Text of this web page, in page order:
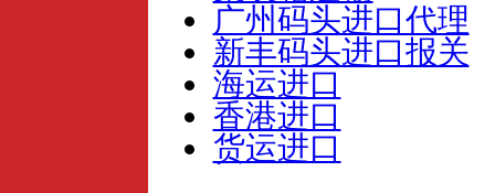
广州码头进口代理
新丰码头进口报关
海运进口
香港进口
货运进口